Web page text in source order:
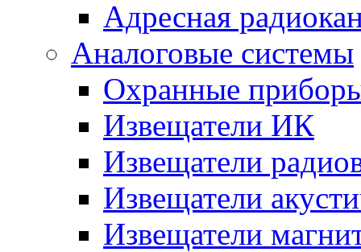
Адресная
Аналоговые системы
Охранные
Извещатели ИК
Извещатели
Извещатели
Извещатели